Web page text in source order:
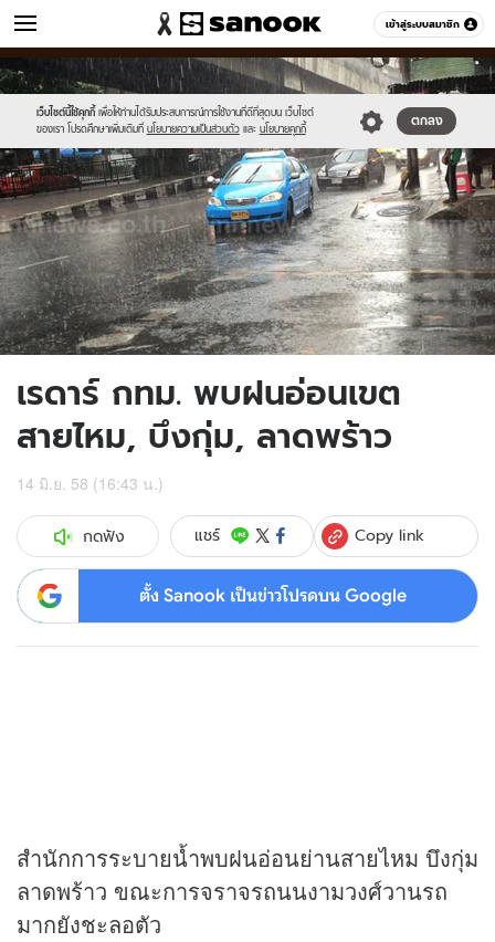
เข้าสู่ระบบสมาชิก
ข่าว หมวดอื่นๆ
เว็บไซต์นี้ใช้คุกกี้ เพื่อให้ท่านได้รับประสบการณ์การใช้งานที่ดีที่สุดบน เว็บไซต์
ของเรา โปรดศึกษาเพิ่มเติมที่ นโยบายความเป็นส่วนตัว และ นโยบายคุกกี้
ตกลง
Sanook
//s.isanook.com/sr/0/images/logo-
new-
sanook.png
600
60
//s.isanook.com/ns/0/ud/362/1812246/624831-
01.jpg
เรดาร์ กทม. พบฝนอ่อนเขต
สายไหม, บึงกุ่ม, ลาดพร้าว
14 มิ.ย. 58 (16:43 น.)
กดฟัง แชร์ Copy link
ตั้ง Sanook เป็นข่าวโปรดบน Google
สำนักการระบายน้ำพบฝนอ่อนย่านสายไหม บึงกุ่ม
ลาดพร้าว ขณะการจราจรถนนงามวงศ์วานรถ
มากยังชะลอตัว